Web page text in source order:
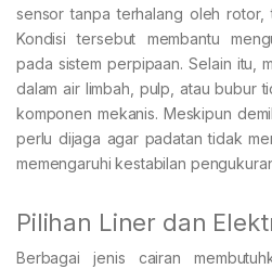
sensor tanpa terhalang oleh rotor,
Kondisi tersebut membantu
pada sistem perpipaan. Selain itu,
dalam air limbah, pulp, atau bubur
komponen mekanis. Meskipun
perlu dijaga agar padatan tidak
memengaruhi kestabilan
Pilihan Liner dan
Berbagai jenis cairan